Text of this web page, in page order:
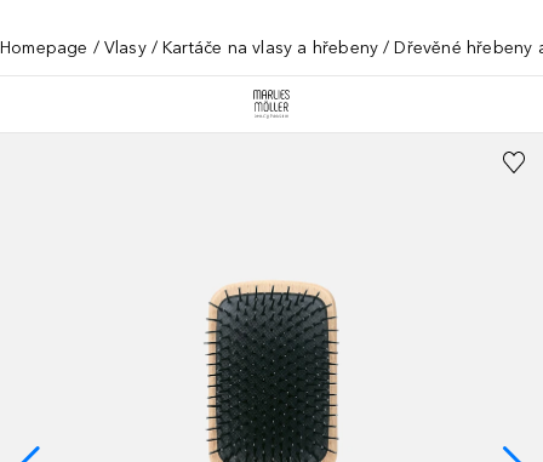
Homepage Vlasy Kartáče na vlasy a hřebeny Dřevěné hřebeny